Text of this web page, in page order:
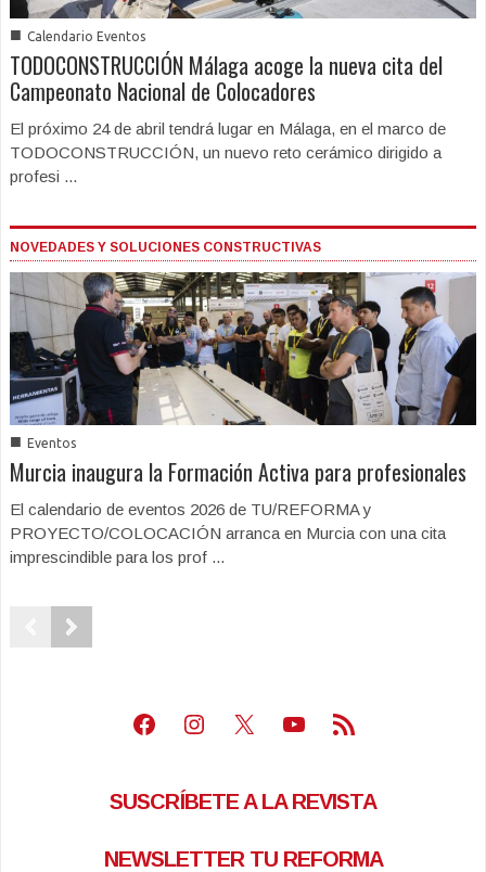
■ Calendario Eventos
TODOCONSTRUCCIÓN Málaga acoge la nueva cita del
Campeonato Nacional de Colocadores
El próximo 24 de abril tendrá lugar en Málaga, en el marco de
TODOCONSTRUCCIÓN, un nuevo reto cerámico dirigido a
profesi ...
NOVEDADES Y SOLUCIONES CONSTRUCTIVAS
■ Eventos
Murcia inaugura la Formación Activa para profesionales
El calendario de eventos 2026 de TU/REFORMA y
PROYECTO/COLOCACIÓN arranca en Murcia con una cita
imprescindible para los prof ...
Facebook
Instagram
X Youtube
Feed RSS
SUSCRÍBETE A LA REVISTA
NEWSLETTER TU REFORMA